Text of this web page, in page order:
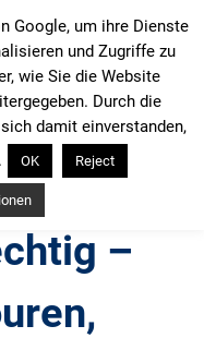
–
Google, um ihre Dienste
und Zugriffe zu
wie Sie die Website
Durch die
damit einverstanden,
OK Reject